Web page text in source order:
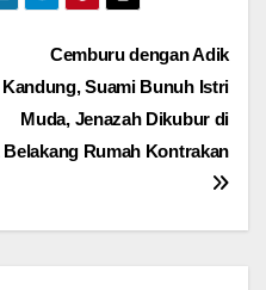
Cemburu dengan Adik
Kandung, Suami Bunuh Istri
Muda, Jenazah Dikubur di
Belakang Rumah Kontrakan